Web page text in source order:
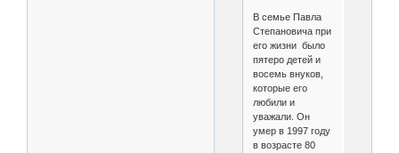
В семье Павла
Степановича при
его жизни было
пятеро детей и
восемь внуков,
которые его
любили и
уважали. Он
умер в 1997 году
в возрасте 80